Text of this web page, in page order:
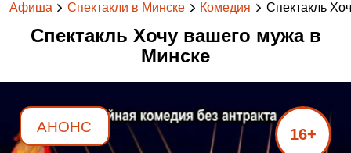
Афиша Спектакли в Минске Комедия Спектакль
Спектакль Хочу вашего мужа в
Минске
АНОНС 16+